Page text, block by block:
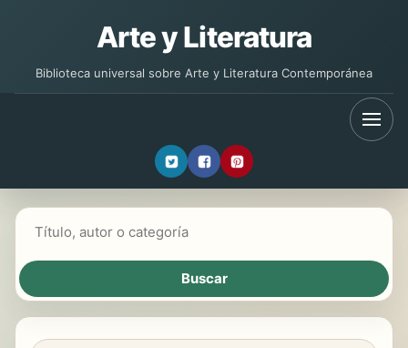
Arte y Literatura
Biblioteca universal sobre Arte y Literatura Contemporánea